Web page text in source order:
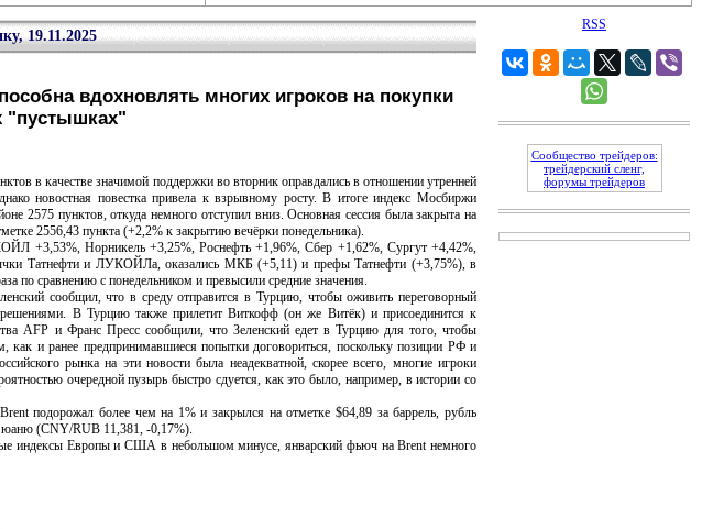
19.11.2025
вдохновлять многих игроков на покупки
"пустышках"
в качестве значимой поддержки во вторник оправдались в отношении утренней
новостная повестка привела к взрывному росту. В итоге индекс Мосбиржи
2575 пунктов, откуда немного отступил вниз. Основная сессия была закрыта на
2556,43 пункта (+2,2% к закрытию вечёрки понедельника).
+3,53%, Норникель +3,25%, Роснефть +1,96%, Сбер +1,62%, Сургут +4,42%,
Татнефти и ЛУКОЙЛа, оказались МКБ (+5,11) и префы Татнефти (+3,75%), в
сравнению с понедельником и превысили средние значения.
сообщил, что в среду отправится в Турцию, чтобы оживить переговорный
В Турцию также прилетит Виткофф (он же Витёк) и присоединится к
AFP и Франс Пресс сообщили, что Зеленский едет в Турцию для того, чтобы
и ранее предпринимавшиеся попытки договориться, поскольку позиции РФ и
рынка на эти новости была неадекватной, скорее всего, многие игроки
очередной пузырь быстро сдуется, как это было, например, в истории со
более чем на 1% и закрылся на отметке $64,89 за баррель, рубль
(CNY/RUB 11,381, -0,17%).
индексы Европы и США в небольшом минусе, январский фьюч на Brent немного
RSS
Сообщество трейдеров:
трейдерский сленг,
форумы трейдеров